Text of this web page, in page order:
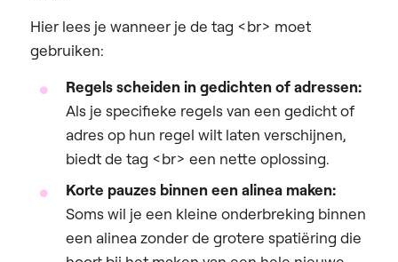
Hier lees je wanneer je de tag <br> moet
gebruiken:
Regels scheiden in gedichten of adressen:
Als je specifieke regels van een gedicht of
adres op hun regel wilt laten verschijnen,
biedt de tag <br> een nette oplossing.
Korte pauzes binnen een alinea maken:
Soms wil je een kleine onderbreking binnen
een alinea zonder de grotere spatiëring die